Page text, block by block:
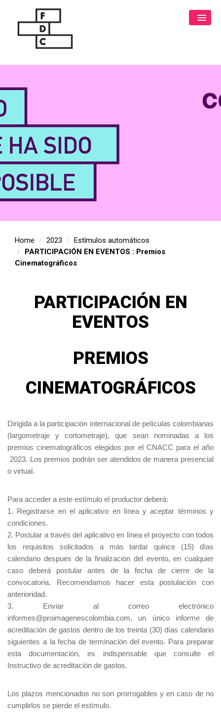
Home 2023
Estímulos automáticos
PARTICIPACIÓN EN EVENTOS : Premios
Cinematográficos
PARTICIPACIÓN EN
EVENTOS
PREMIOS
CINEMATOGRÁFICOS
Dirigida a la participación internacional de películas colombianas
(largometraje y cortometraje), que sean nominadas a los
premios cinematográficos elegidos por el CNACC para el año
2023. Los premios podrán ser atendidos de manera presencial
o virtual.
Para acceder a este estímulo el productor deberá:
1. Registrarse en el aplicativo en línea y aceptar términos y
condiciones.
2. Postular a través del aplicativo en línea el proyecto con todos
los requisitos solicitados a más tardar quince (15) días
calendario después de la finalización del evento, en cualquier
caso deberá postular antes de la fecha de cierre de la
convocatoria. Recomendamos hacer esta postulación con
anterioridad.
3. Enviar al correo electrónico
informes@proimagenescolombia.com, un único informe de
acreditación de gastos dentro de los treinta (30) días calendario
siguientes a la fecha de terminación del evento. Para preparar
esta documentación, es indispensable que consulte el
Instructivo de acreditación de gastos.
Los plazos mencionados no son prorrogables y en caso de no
cumplirlos se pierde el estímulo.